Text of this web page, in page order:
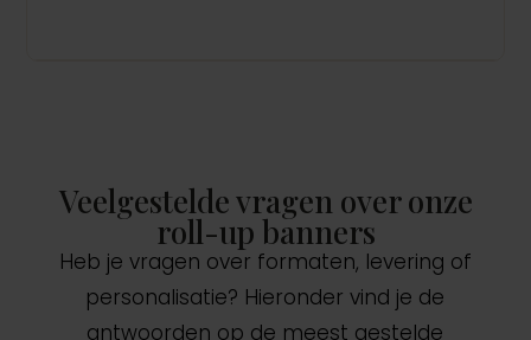
Veelgestelde vragen over onze
roll-up banners
Heb je vragen over formaten, levering of
personalisatie? Hieronder vind je de
antwoorden op de meest gestelde